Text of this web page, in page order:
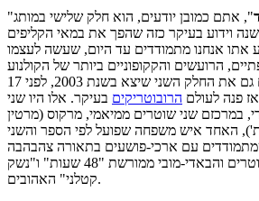
"", אתם כמובן יודעים, הוא חלק שלישי במותג
שהחל ממש לפני 25 שנה וידוע בעיקר כזה שהפך את במאי הקליפים
אתו אנחנו מתמודדים עד היום, שעשה לעצמו
הרועשים והקקופוניים ביותר של הקולנוע
כנראה אי פעם. ביי ביים גם את החלק השני שיצא בשנת 2003, לפני 17
פנה לעולם הרובוטריקים בעיקר. אלו היו שני
במרכזם שני שוטרים ממיאמי, מרקוס (מרטין
האחד איש משפחה שפועל לפי הספר והשני
עם ארכי-פושעים בתאורה צהבהבה
למדי ובסגנון של סרטי השוטרים והבאדי-מובי ממורשת "48 שעות" ו"נשק
קטלני" האהובים.